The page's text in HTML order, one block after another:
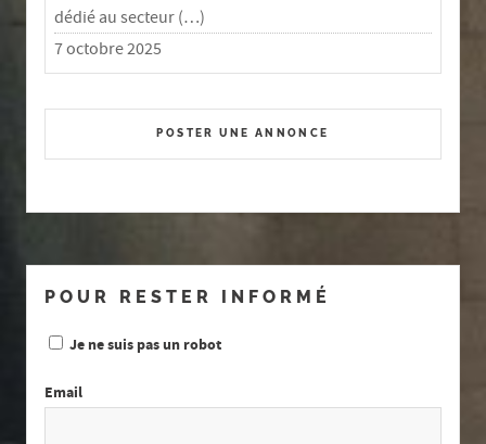
dédié au secteur (…)
7 octobre 2025
POSTER UNE ANNONCE
POUR RESTER INFORMÉ
Je ne suis pas un robot
Email